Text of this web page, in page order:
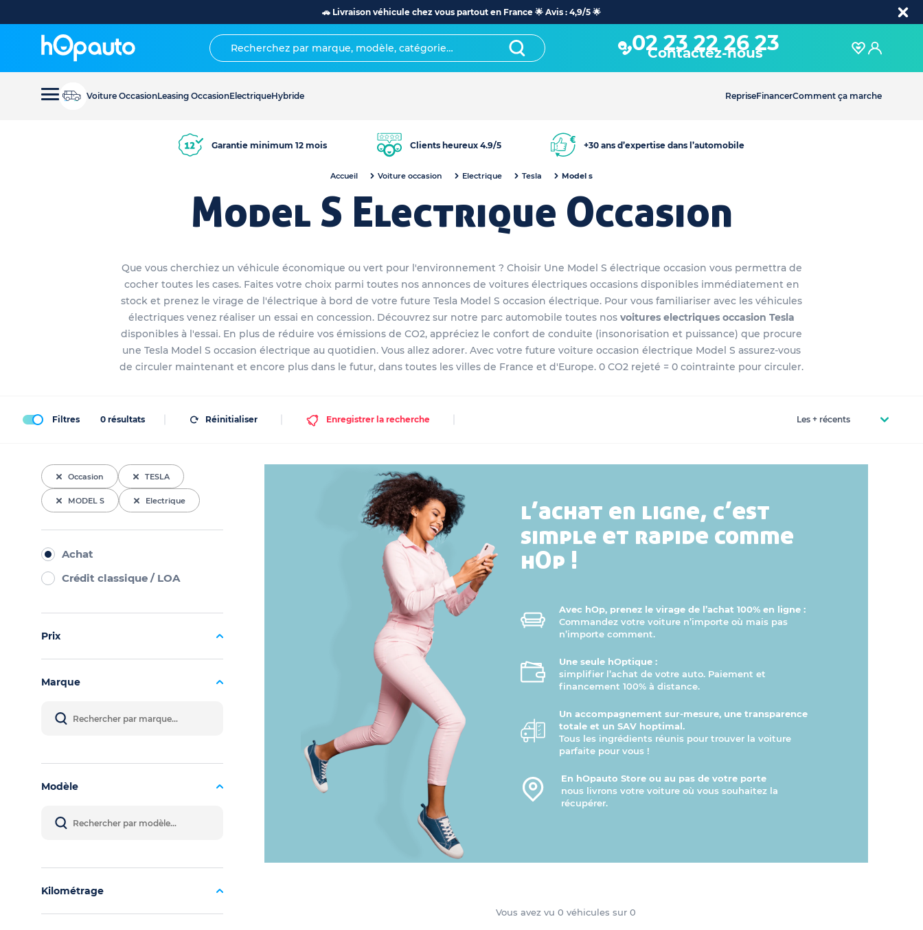
🚗 Livraison véhicule chez vous partout en France 🌟 Avis : 4,9/5 🌟
02 23 22 26 23
Contactez-nous
Voiture OccasionLeasing OccasionElectriqueHybride RepriseFinancerComment ça marche
Garantie minimum 12 mois Clients heureux 4.9/5 +30 ans d’expertise dans l’automobile
Accueil Voiture occasion Electrique Tesla Model s
Model S Electrique Occasion
Que vous cherchiez un véhicule économique ou vert pour l'environnement ? Choisir Une Model S électrique occasion vous permettra de
cocher toutes les cases. Faites votre choix parmi toutes nos annonces de voitures électriques occasions disponibles immédiatement en
stock et prenez le virage de l'électrique à bord de votre future Tesla Model S occasion électrique. Pour vous familiariser avec les véhicules
électriques venez réaliser un essai en concession. Découvrez sur notre parc automobile toutes nos voitures electriques occasion Tesla
disponibles à l'essai. En plus de réduire vos émissions de CO2, appréciez le confort de conduite (insonorisation et puissance) que procure
une Tesla Model S occasion électrique au quotidien. Vous allez adorer. Avec votre future voiture occasion électrique Model S assurez-vous
de circuler maintenant et encore plus dans le futur, dans toutes les villes de France et d'Europe. 0 CO2 rejeté = 0 cointrainte pour circuler.
Filtres 0 résultats Réinitialiser Enregistrer la recherche
Occasion TESLA
MODEL S Electrique
Achat
Crédit classique / LOA
Prix
Marque
Modèle
Kilométrage
l’achat en ligne, c’est
simple et rapide comme
hOp !
Avec hOp, prenez le virage de l’achat 100% en ligne :
Commandez votre voiture n’importe où mais pas
n’importe comment.
Une seule hOptique :
simplifier l’achat de votre auto. Paiement et
financement 100% à distance.
Un accompagnement sur-mesure, une transparence
totale et un SAV hoptimal.
Tous les ingrédients réunis pour trouver la voiture
parfaite pour vous !
En hOpauto Store ou au pas de votre porte
nous livrons votre voiture où vous souhaitez la
récupérer.
Vous avez vu 0véhicules sur0